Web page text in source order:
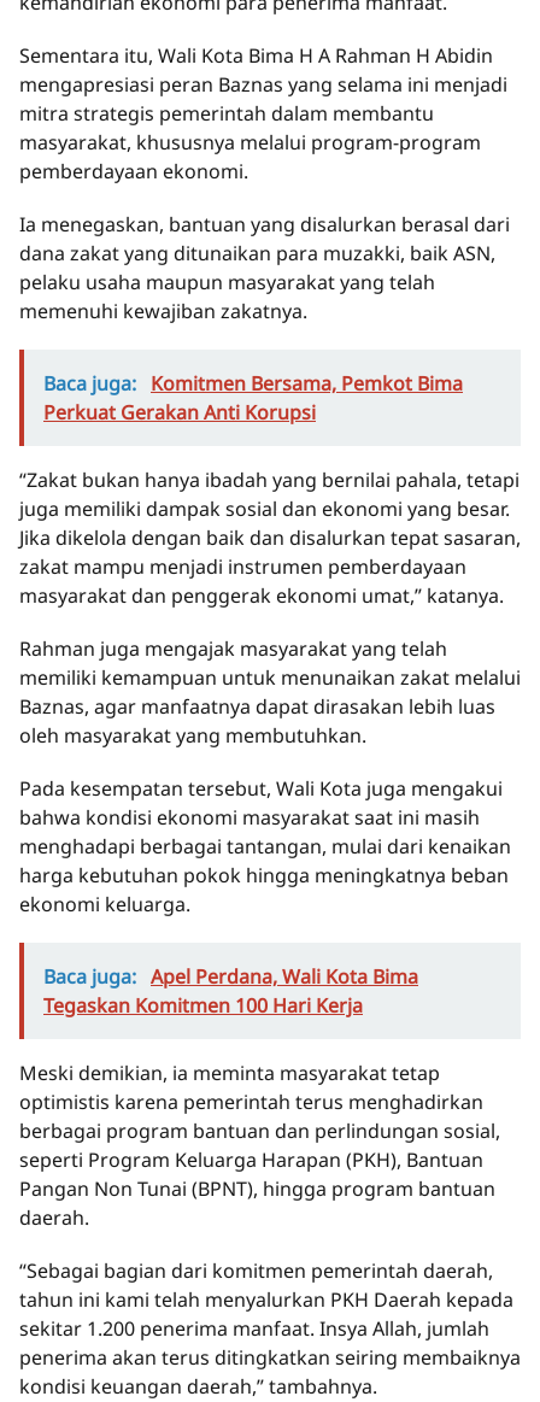
Sementara itu, Wali Kota Bima H A Rahman H Abidin
mengapresiasi peran Baznas yang selama ini menjadi
mitra strategis pemerintah dalam membantu
masyarakat, khususnya melalui program-program
pemberdayaan ekonomi.
Ia menegaskan, bantuan yang disalurkan berasal dari
dana zakat yang ditunaikan para muzakki, baik ASN,
pelaku usaha maupun masyarakat yang telah
memenuhi kewajiban zakatnya.
Baca juga: Komitmen Bersama, Pemkot Bima
Perkuat Gerakan Anti Korupsi
“Zakat bukan hanya ibadah yang bernilai pahala, tetapi
juga memiliki dampak sosial dan ekonomi yang besar.
Jika dikelola dengan baik dan disalurkan tepat sasaran,
zakat mampu menjadi instrumen pemberdayaan
masyarakat dan penggerak ekonomi umat,” katanya.
Rahman juga mengajak masyarakat yang telah
memiliki kemampuan untuk menunaikan zakat melalui
Baznas, agar manfaatnya dapat dirasakan lebih luas
oleh masyarakat yang membutuhkan.
Pada kesempatan tersebut, Wali Kota juga mengakui
bahwa kondisi ekonomi masyarakat saat ini masih
menghadapi berbagai tantangan, mulai dari kenaikan
harga kebutuhan pokok hingga meningkatnya beban
ekonomi keluarga.
Baca juga: Apel Perdana, Wali Kota Bima
Tegaskan Komitmen 100 Hari Kerja
Meski demikian, ia meminta masyarakat tetap
optimistis karena pemerintah terus menghadirkan
berbagai program bantuan dan perlindungan sosial,
seperti Program Keluarga Harapan (PKH), Bantuan
Pangan Non Tunai (BPNT), hingga program bantuan
daerah.
“Sebagai bagian dari komitmen pemerintah daerah,
tahun ini kami telah menyalurkan PKH Daerah kepada
sekitar 1.200 penerima manfaat. Insya Allah, jumlah
penerima akan terus ditingkatkan seiring membaiknya
kondisi keuangan daerah,” tambahnya.